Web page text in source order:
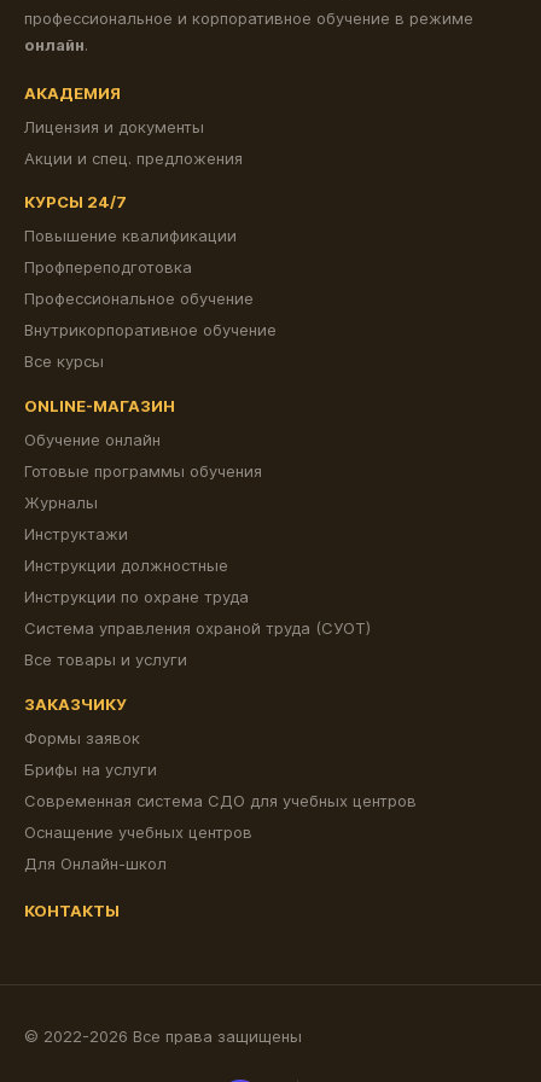
профессиональное и корпоративное обучение в режиме
онлайн.
АКАДЕМИЯ
Лицензия и документы
Акции и спец. предложения
КУРСЫ 24/7
Повышение квалификации
Профпереподготовка
Профессиональное обучение
Внутрикорпоративное обучение
Все курсы
ONLINE-МАГАЗИН
Обучение онлайн
Готовые программы обучения
Журналы
Инструктажи
Инструкции должностные
Инструкции по охране труда
Система управления охраной труда (СУОТ)
Все товары и услуги
ЗАКАЗЧИКУ
Формы заявок
Брифы на услуги
Современная система СДО для учебных центров
Оснащение учебных центров
Для Онлайн-школ
КОНТАКТЫ
© 2022-2026 Все права защищены